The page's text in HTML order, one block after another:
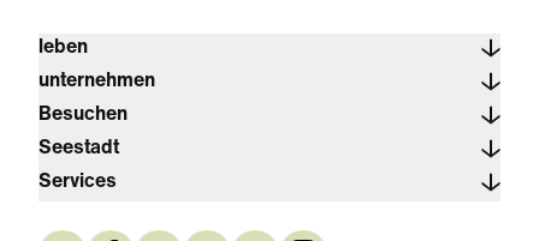
leben
unternehmen
Besuchen
Seestadt
Services